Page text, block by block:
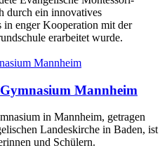
durch ein innovatives
in enger Kooperation mit der
erarbeitet wurde.
Mannheim
in Mannheim, getragen
Landeskirche in Baden, ist
und Schülern.